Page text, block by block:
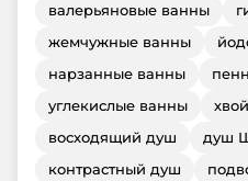
валерьяновые ванны
жемчужные ванны
нарзанные ванны
углекислые ванны
восходящий душ
душ
контрастный душ